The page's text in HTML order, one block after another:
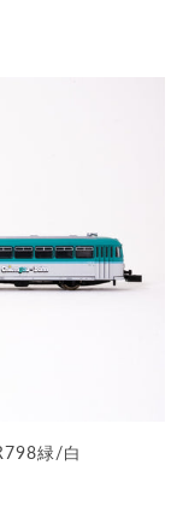
緑/白